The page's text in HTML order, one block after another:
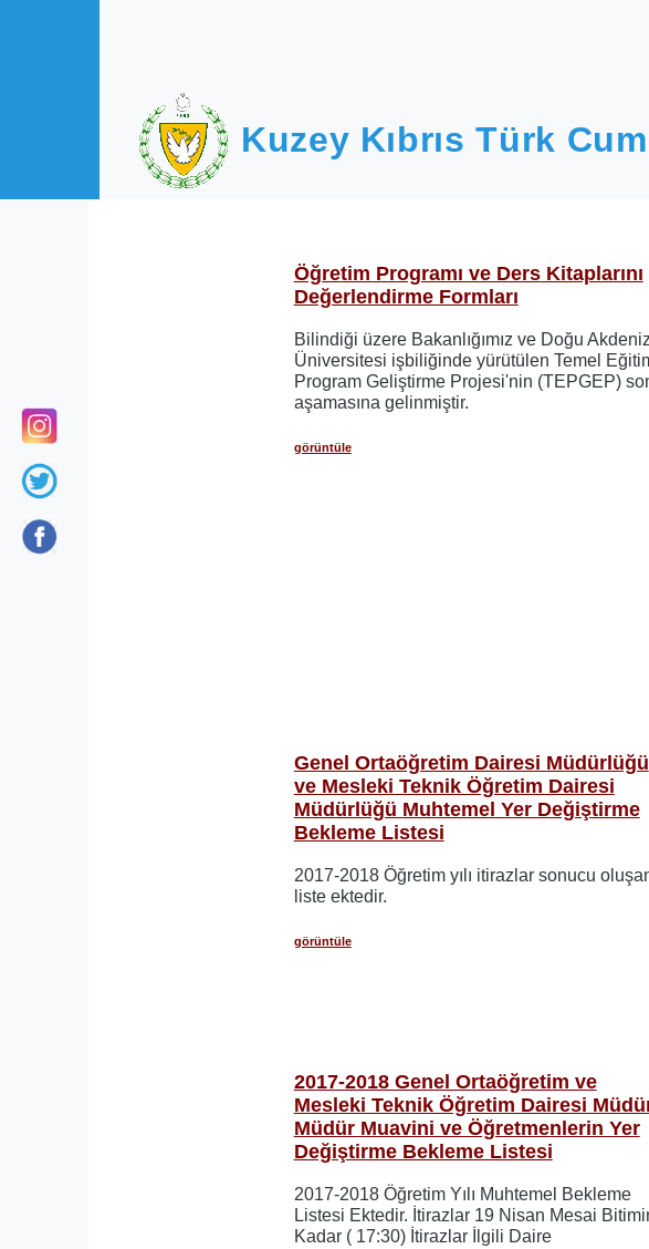
Kuzey Kıbrıs Türk
Öğretim Programı ve Ders Kitaplarını
Değerlendirme Formları
Bilindiği üzere Bakanlığımız ve Doğu Akdeniz
Üniversitesi işbiliğinde yürütülen Temel
Program Geliştirme Projesi'nin (TEPGEP)
aşamasına gelinmiştir.
görüntüle
Genel Ortaöğretim Dairesi Müdürlüğü
ve Mesleki Teknik Öğretim Dairesi
Müdürlüğü Muhtemel Yer Değiştirme
Bekleme Listesi
2017-2018 Öğretim yılı itirazlar sonucu
liste ektedir.
görüntüle
2017-2018 Genel Ortaöğretim ve
Mesleki Teknik Öğretim Dairesi
Müdür Muavini ve Öğretmenlerin Yer
Değiştirme Bekleme Listesi
2017-2018 Öğretim Yılı Muhtemel Bekleme
Listesi Ektedir. İtirazlar 19 Nisan Mesai
Kadar ( 17:30) İtirazlar İlgili Daire